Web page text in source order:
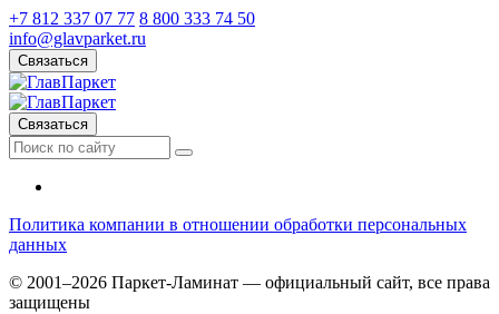
+7 812 337 07 77 8 800 333 74 50
info@glavparket.ru
Связаться
Связаться
Политика компании в отношении обработки персональных
данных
© 2001–2026 Паркет-Ламинат — официальный сайт, все права
защищены